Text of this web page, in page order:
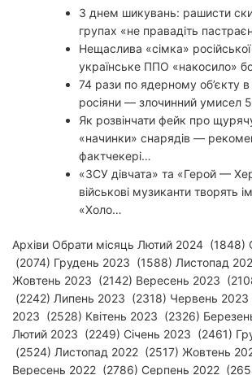
З днем шикувань: рашисти
групах «не правадіть
Нещаслива «сімка» російської
українське ППО «накосило»
74 рази по ядерному об’єкту
росіяни — злочинний умисел
Як розвінчати фейк про
«начинки» снарядів —
фактчекері…
«ЗСУ дівчата» та «Герой —
військові музиканти творять
«Холо…
Архіви Обрати місяць Лютий 2024 (1848)
(2074) Грудень 2023 (1588) Листопад
Жовтень 2023 (2142) Вересень 2023
(2242) Липень 2023 (2318) Червень
2023 (2528) Квітень 2023 (2326)
Лютий 2023 (2249) Січень 2023 (2461)
(2524) Листопад 2022 (2517) Жовтень
Вересень 2022 (2786) Серпень 2022